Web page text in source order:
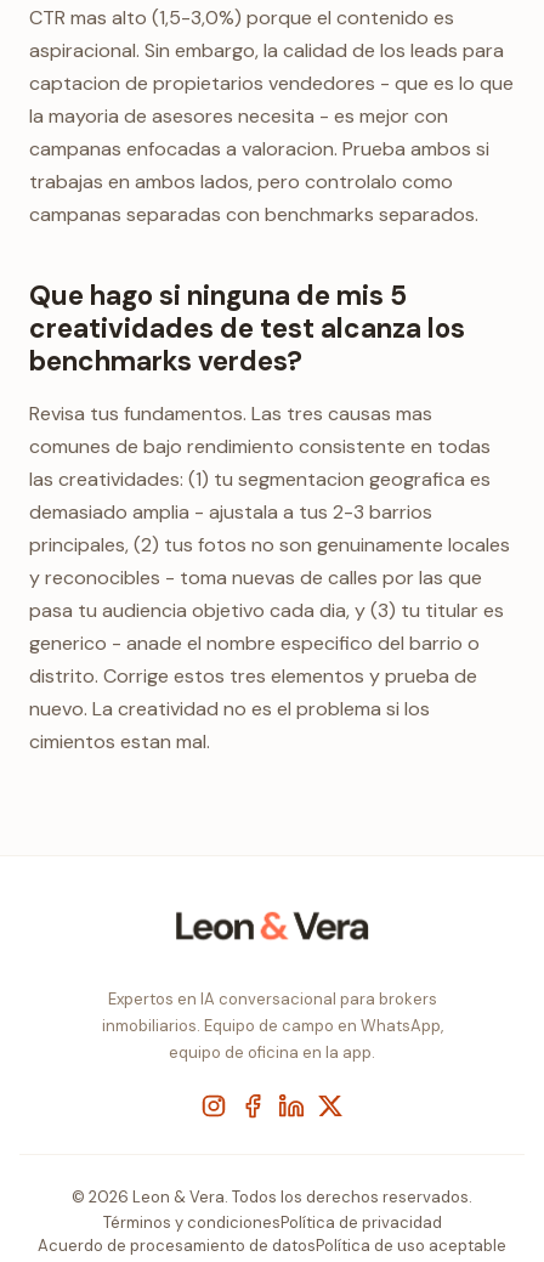
CTR mas alto (1,5-3,0%) porque el contenido es
aspiracional. Sin embargo, la calidad de los leads para
captacion de propietarios vendedores - que es lo que
la mayoria de asesores necesita - es mejor con
campanas enfocadas a valoracion. Prueba ambos si
trabajas en ambos lados, pero controlalo como
campanas separadas con benchmarks separados.
Que hago si ninguna de mis 5
creatividades de test alcanza los
benchmarks verdes?
Revisa tus fundamentos. Las tres causas mas
comunes de bajo rendimiento consistente en todas
las creatividades: (1) tu segmentacion geografica es
demasiado amplia - ajustala a tus 2-3 barrios
principales, (2) tus fotos no son genuinamente locales
y reconocibles - toma nuevas de calles por las que
pasa tu audiencia objetivo cada dia, y (3) tu titular es
generico - anade el nombre especifico del barrio o
distrito. Corrige estos tres elementos y prueba de
nuevo. La creatividad no es el problema si los
cimientos estan mal.
Expertos en IA conversacional para brokers
inmobiliarios. Equipo de campo en WhatsApp,
equipo de oficina en la app.
Instagram
Facebook
LinkedIn
X
© 2026 Leon & Vera. Todos los derechos reservados.
Términos y condicionesPolítica de privacidad
Acuerdo de procesamiento de datosPolítica de uso aceptable